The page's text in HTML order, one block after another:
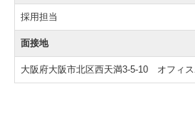
採用担当
面接地
大阪府大阪市北区西天満3-5-10 オフィ